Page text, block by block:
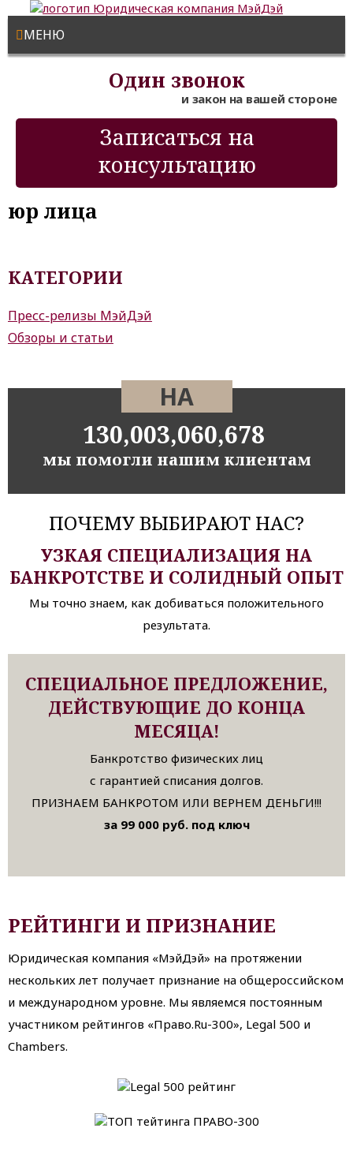
МЕНЮ
Один звонок
и закон на вашей стороне
Записаться на
консультацию
КАТЕГОРИИ
Пресс-релизы МэйДэй
Обзоры и статьи
НА
130,003,060,678
мы помогли нашим клиентам
ПОЧЕМУ ВЫБИРАЮТ НАС?
УЗКАЯ СПЕЦИАЛИЗАЦИЯ НА
БАНКРОТСТВЕ И СОЛИДНЫЙ ОПЫТ
Мы точно знаем, как добиваться положительного
результата.
СПЕЦИАЛЬНОЕ ПРЕДЛОЖЕНИЕ,
ДЕЙСТВУЮЩИЕ ДО КОНЦА
МЕСЯЦА!
Банкротство физических лиц
с гарантией списания долгов.
ПРИЗНАЕМ БАНКРОТОМ ИЛИ ВЕРНЕМ ДЕНЬГИ!!!
за 99 000 руб. под ключ
юр лица
РЕЙТИНГИ И ПРИЗНАНИЕ
Юридическая компания «МэйДэй» на протяжении
нескольких лет получает признание на общероссийском
и международном уровне. Мы являемся постоянным
участником рейтингов «Право.Ru-300», Legal 500 и
Chambers.